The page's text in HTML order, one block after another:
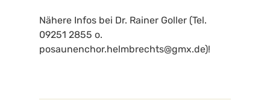
Nähere Infos bei Dr. Rainer Goller (Tel.
09251 2855 o.
posaunenchor.helmbrechts@gmx.de)!